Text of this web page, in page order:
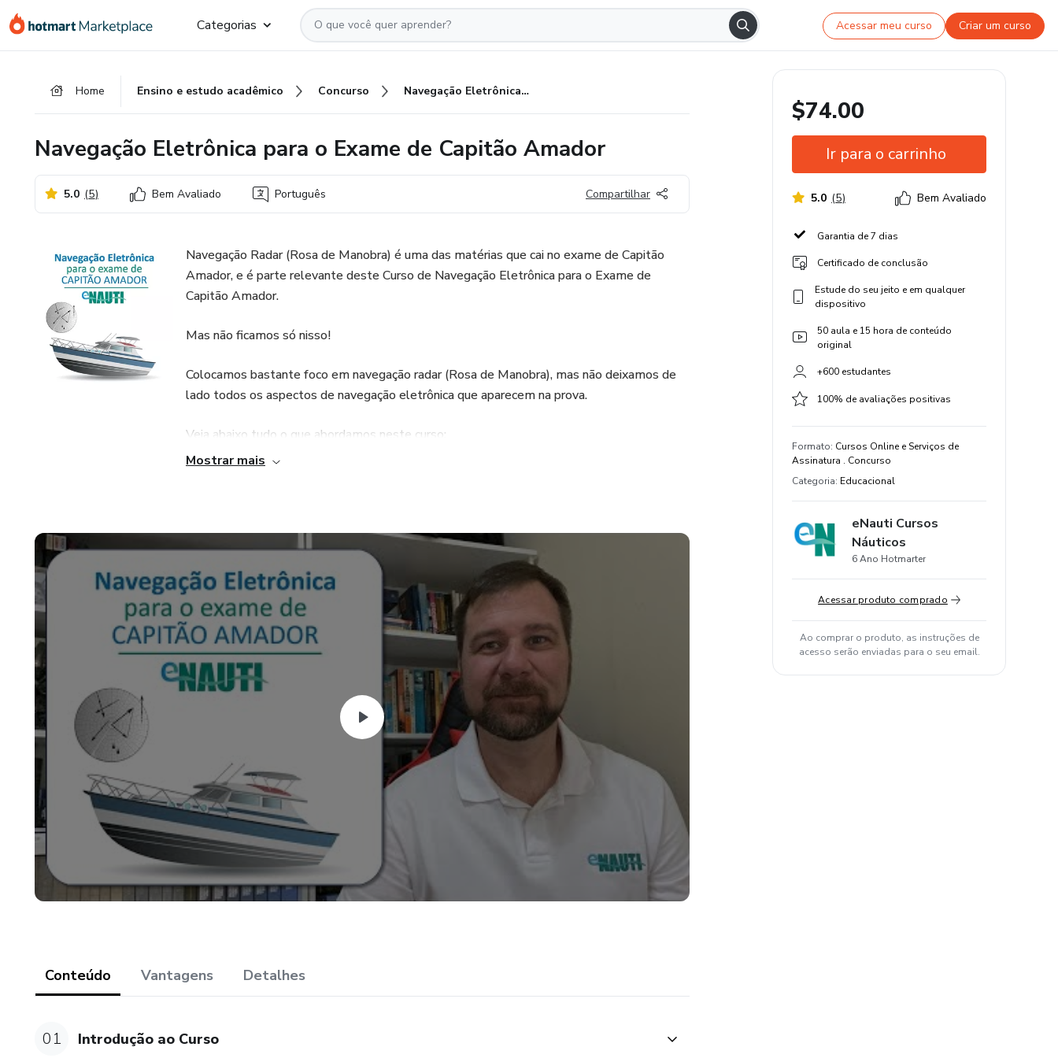
para
para
para
Categorias Acessar meu curso Criar um curso
Home Ensino e estudo acadêmico Concurso Navegação Eletrônica para o Exame de Capitão Amador
Navegação Eletrônica para o Exame de Capitão Amador
5.0 (5) Bem Avaliado Português Compartilhar
Navegação Radar (Rosa de Manobra) é uma das matérias que cai no exame de Capitão
Amador, e é parte relevante deste Curso de Navegação Eletrônica para o Exame de
Capitão Amador.
Mas não ficamos só nisso!
Colocamos bastante foco em navegação radar (Rosa de Manobra), mas não deixamos de
lado todos os aspectos de navegação eletrônica que aparecem na prova.
Veja abaixo tudo o que abordamos neste curso:
3. GPS
4. DGPS
5. CARTAS ELETRÔNICAS
6. ECDIS
7. AIS (Automatic Identification System)
9. NAVEGAÇÃO BATIMÉTRICA
10. VTS (Serviço de Tráfego de Embarcações)
Ou seja, explicamos TODA A PARTE DE NAVEGAÇÃO ELETRÔNICA!
São no total 15 horas de videoaulas, das quais 6 horas estão dedicadas a resolução
Ainda, além das questões de navegação radar, incluimos todas as demais questões de
Mostrar mais
Conteúdo Vantagens Detalhes
01 Introdução ao Curso
$74.00
Ir para o carrinho
5.0 (5) Bem Avaliado
Garantia de 7 dias
Certificado de conclusão
Estude do seu jeito e em qualquer
dispositivo
50 aula e 15 hora de conteúdo
original
+600 estudantes
100% de avaliações positivas
Formato: Cursos Online e Serviços de
Assinatura . Concurso
Categoria: Educacional
eNauti Cursos
Náuticos
6 Ano Hotmarter
Acessar produto comprado
Ao comprar o produto, as instruções de
acesso serão enviadas para o seu email.